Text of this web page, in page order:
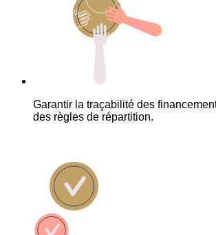
Garantir la traçabilité des
des règles de répartition.